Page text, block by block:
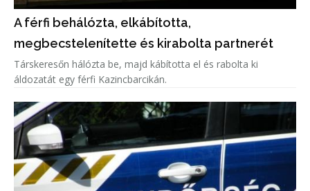
A férfi behálózta, elkábította,
megbecstelenítette és kirabolta partnerét
Társkeresőn hálózta be, majd kábította el és rabolta ki
áldozatát egy férfi Kazincbarcikán.